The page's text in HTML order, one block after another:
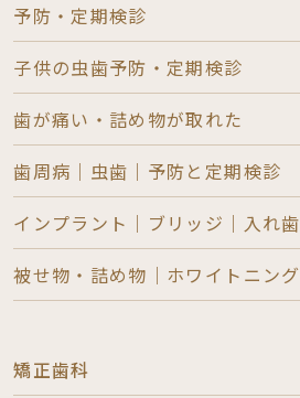
予防・定期検診
子供の虫歯予防・定期検診
歯が痛い・詰め物が取れた
歯周病｜虫歯｜予防と定期検診
インプラント｜ブリッジ｜入れ歯
被せ物・詰め物｜ホワイトニング
矯正歯科